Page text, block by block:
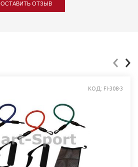
ОСТАВИТЬ ОТЗЫВ
КОД: FI-308-3